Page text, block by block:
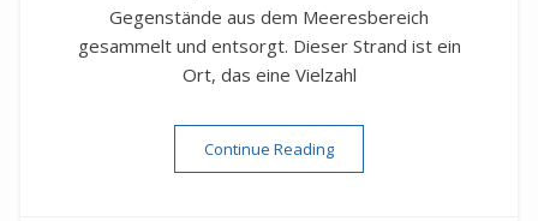
Gegenstände aus dem Meeresbereich
gesammelt und entsorgt. Dieser Strand ist ein
Ort, das eine Vielzahl
Continue Reading“Strandsäuberung in